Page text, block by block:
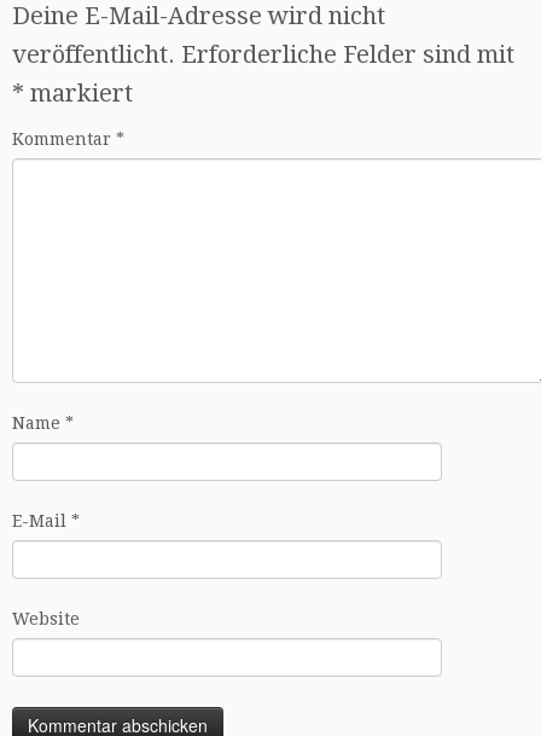
Deine E-Mail-Adresse wird nicht
veröffentlicht. Erforderliche Felder sind mit
* markiert
Kommentar *
Name *
E-Mail *
Website